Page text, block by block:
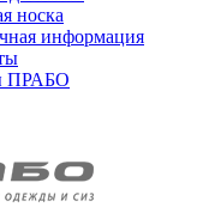
носка
информация
ПРАБО